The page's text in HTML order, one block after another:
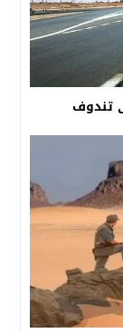
تندوف